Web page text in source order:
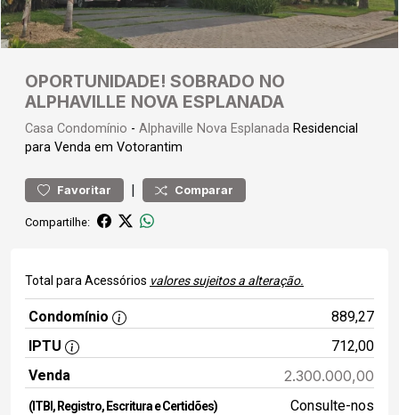
OPORTUNIDADE! SOBRADO NO
ALPHAVILLE NOVA ESPLANADA
Casa Condomínio - Alphaville Nova Esplanada Residencial
para Venda em Votorantim
Favoritar | Comparar
Compartilhe:
Total para Acessórios valores sujeitos a alteração.
Condomínio
889,27
IPTU
712,00
Venda
2.300.000,00
(ITBI, Registro, Escritura e Certidões) Consulte-nos